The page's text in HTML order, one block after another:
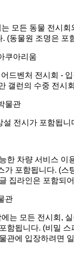
모든 동물 전시
. (동물원 조명은 포
쿠아리움
드벤처 전시회 -
갤런의 수중 전시
물관
설 전시가 포함됩니
한 차량 서비스 이
가 포함됩니다. (스
집라인은 포함되
관
는 모든 전시회,
함됩니다. (비밀 스
관에 입장하려면